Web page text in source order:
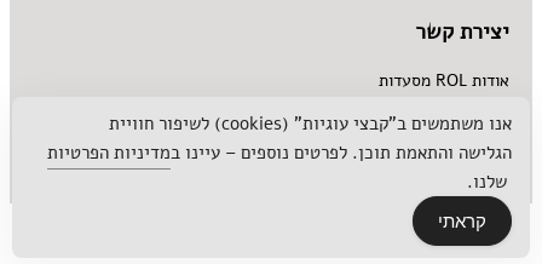
יצירת קשר
אודות ROL מסעדות
אנו משתמשים ב"קבצי עוגיות" (cookies) לשיפור חוויית
הגלישה והתאמת תוכן. לפרטים נוספים – עיינו במדיניות הפרטיות
שלנו.
קראתי